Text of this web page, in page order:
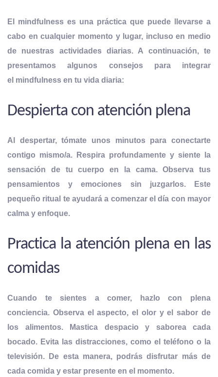
El mindfulness es una práctica que puede llevarse a
cabo en cualquier momento y lugar, incluso en medio
de nuestras actividades diarias. A continuación, te
presentamos algunos consejos para integrar
el mindfulness en tu vida diaria:
Despierta con atención plena
Al despertar, tómate unos minutos para conectarte
contigo mismo/a. Respira profundamente y siente la
sensación de tu cuerpo en la cama. Observa tus
pensamientos y emociones sin juzgarlos. Este
pequeño ritual te ayudará a comenzar el día con mayor
calma y enfoque.
Practica la atención plena en las
comidas
Cuando te sientes a comer, hazlo con plena
conciencia. Observa el aspecto, el olor y el sabor de
los alimentos. Mastica despacio y saborea cada
bocado. Evita las distracciones, como el teléfono o la
televisión. De esta manera, podrás disfrutar más de
cada comida y estar presente en el momento.